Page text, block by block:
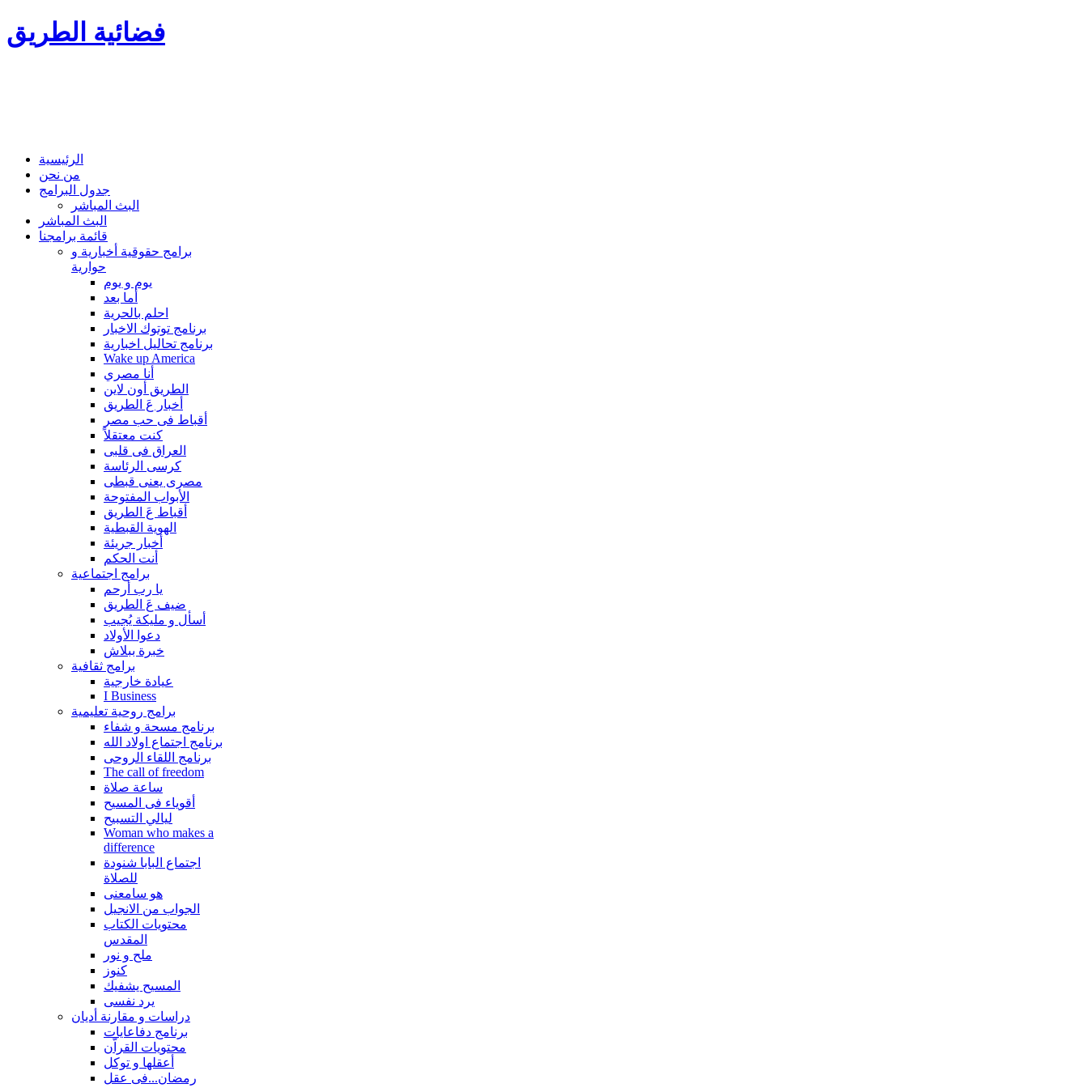
فضائية الطريق
الرئيسية
من نحن
جدول البرامج
البث المباشر
البث المباشر
قائمة برامجنا
برامج حقوقية أخبارية و
حوارية
يوم و يوم
أما بعد
احلم بالحرية
برنامج توتوك الاخبار
برنامج تحاليل اخبارية
Wake up America
أنا مصري
الطريق أون لاين
أخبار عَ الطريق
أقباط فى حب مصر
كنت معتقلاً
العراق فى قلبى
كرسى الرئاسة
مصرى يعنى قبطى
الأبواب المفتوحة
أقباط عَ الطريق
الهوية القبطية
أخبار جريئة
أنت الحكم
برامج اجتماعية
يا رب أرحم
ضيف عَ الطريق
أسأل و مليكة يُجيب
دعوا الأولاد
خبرة ببلاش
برامج ثقافية
عيادة خارجية
I Business
برامج روحية تعليمية
برنامج مسحة و شفاء
برنامج اجتماع اولاد الله
برنامج اللقاء الروحى
The call of freedom
ساعة صلاة
أقوياء فى المسيح
ليالي التسبيح
Woman who makes a
difference
اجتماع البابا شنودة
للصلاة
هو سامعنى
الجواب من الانجيل
محتويات الكتاب
المقدس
ملح و نور
كنوز
المسيح يشفيك
يرد نفسى
دراسات و مقارنة أديان
برنامج دفاعايات
محتويات القراّن
أعقلها و توكل
رمضان...فى عقل